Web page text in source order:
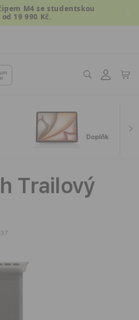
M4 se studentskou
19 990 Kč.
Přihlásit
se
Košík
Doplňky pro
Trailový